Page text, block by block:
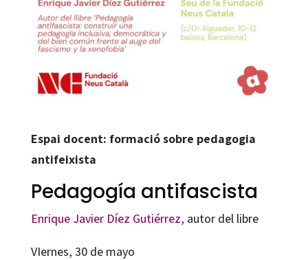
Espai docent: formació sobre pedagogia
antifeixista
Pedagogía antifascista
Enrique Javier Díez Gutiérrez, autor del libre
VIernes, 30 de mayo